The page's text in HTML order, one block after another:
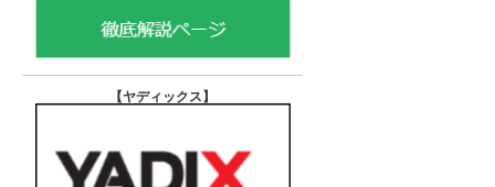
【ヤディックス 】